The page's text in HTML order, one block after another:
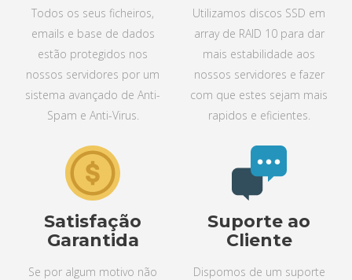
Todos os seus ficheiros,
emails e base de dados
estão protegidos nos
nossos servidores por um
sistema avançado de Anti-
Spam e Anti-Virus.
Utilizamos discos SSD em
array de RAID 10 para dar
mais estabilidade aos
nossos servidores e fazer
com que estes sejam mais
rapidos e eficientes.
Satisfação
Garantida
Se por algum motivo não
Suporte ao
Cliente
Dispomos de um suporte